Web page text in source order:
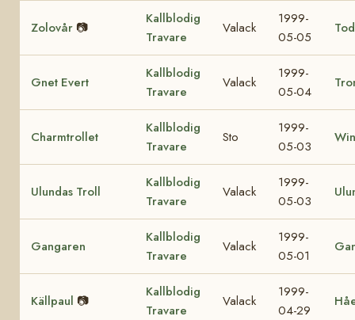
Zolovår 📷
Kallblodig
Travare
Valack
1999-
05-05
Gnet Evert
Kallblodig
Travare
Valack
1999-
05-04
Charmtrollet
Kallblodig
Travare
Sto
1999-
05-03
Ulundas Troll
Kallblodig
Travare
Valack
1999-
05-03
Gangaren
Kallblodig
Travare
Valack
1999-
05-01
Källpaul 📷
Kallblodig
Travare
Valack
1999-
04-29